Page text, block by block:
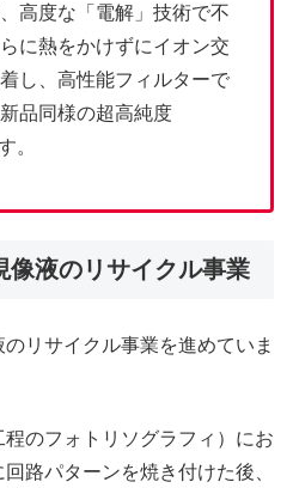
高度な「電解」技術で不
に熱をかけずにイオン交
し、高性能フィルターで
品同様の超高純度
。
像液のリサイクル事業
リサイクル事業を進めていま
のフォトリソグラフィ）にお
路パターンを焼き付けた後、